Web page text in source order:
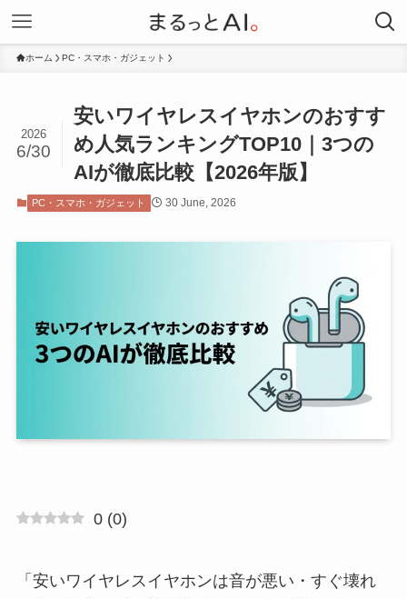
ホーム PC・スマホ・ガジェット
安いワイヤレスイヤホンのおすす
め人気ランキングTOP10｜3つの
AIが徹底比較【2026年版】
2026
6/30
PC・スマホ・ガジェット 30 June, 2026
0 (0)
「安いワイヤレスイヤホンは音が悪い・すぐ壊れ